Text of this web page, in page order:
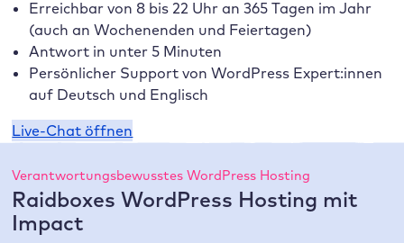
Erreichbar von 8 bis 22 Uhr an 365 Tagen im Jahr
(auch an Wochenenden und Feiertagen)
Antwort in unter 5 Minuten
Persönlicher Support von WordPress Expert:innen
auf Deutsch und Englisch
Live-Chat öffnen
Verantwortungsbewusstes WordPress Hosting
Raidboxes WordPress Hosting mit
Impact